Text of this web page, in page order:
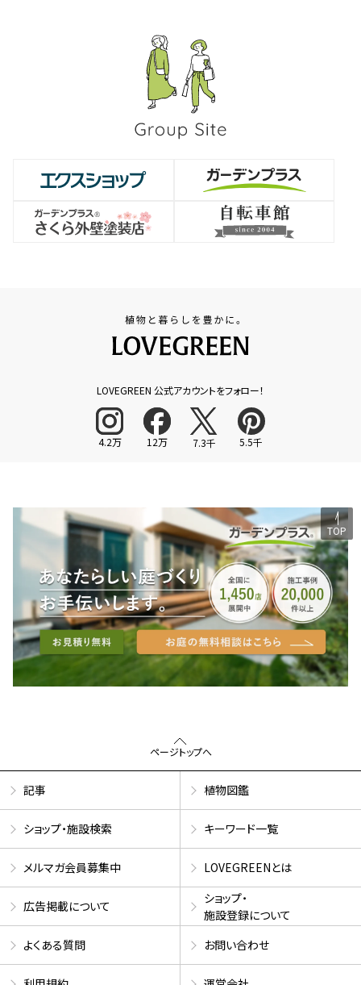
LOVEGREEN 公式アカウントをフォロー！
4.2万 12万 7.3千 5.5千
TOP
ページトップへ
記事 植物図鑑
ショップ・施設検索 キーワード一覧
メルマガ会員募集中 LOVEGREENとは
広告掲載について
ショップ・
施設登録について
よくある質問
お問い合わせ